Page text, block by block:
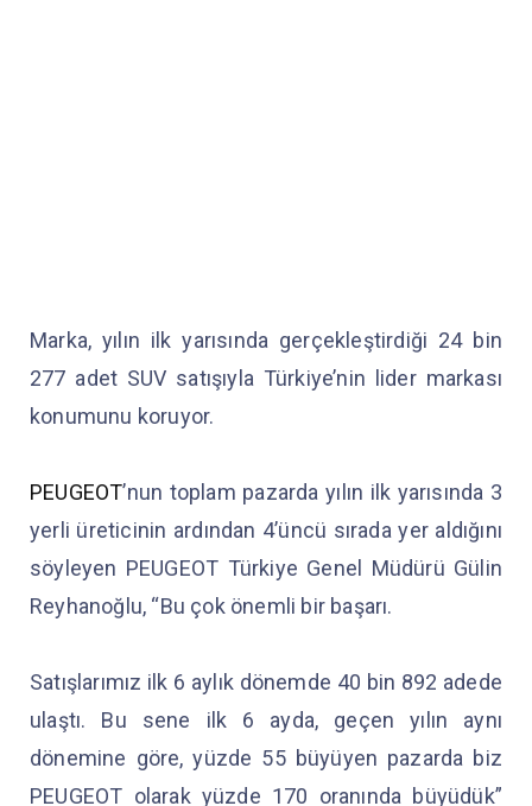
Marka, yılın ilk yarısında gerçekleştirdiği 24 bin
277 adet SUV satışıyla Türkiye’nin lider markası
konumunu koruyor.
PEUGEOT’nun toplam pazarda yılın ilk yarısında 3
yerli üreticinin ardından 4’üncü sırada yer aldığını
söyleyen PEUGEOT Türkiye Genel Müdürü Gülin
Reyhanoğlu, “Bu çok önemli bir başarı.
Satışlarımız ilk 6 aylık dönemde 40 bin 892 adede
ulaştı. Bu sene ilk 6 ayda, geçen yılın aynı
dönemine göre, yüzde 55 büyüyen pazarda biz
PEUGEOT olarak yüzde 170 oranında büyüdük”